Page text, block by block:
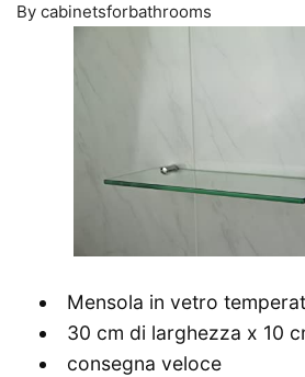
By cabinetsforbathrooms
Mensola in vetro
30 cm di larghezza x 10
consegna veloce